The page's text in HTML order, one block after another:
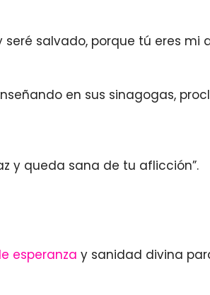
seré salvado, porque tú eres mi
en sus sinagogas,
y queda sana de tu aflicción”.
esperanza y sanidad divina